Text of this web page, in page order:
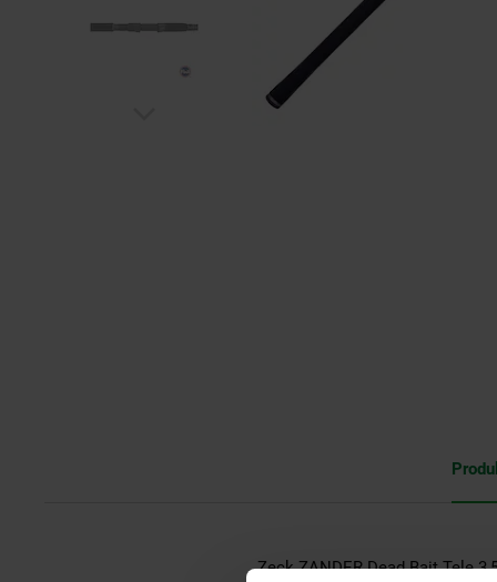
Zeck ZANDER Dead Bait Tele